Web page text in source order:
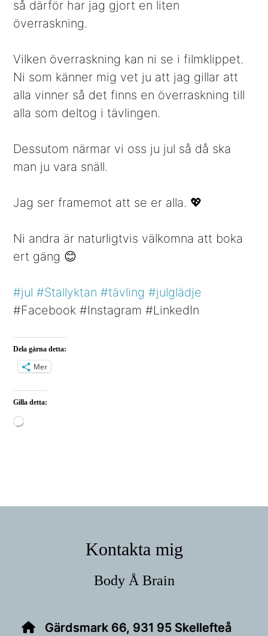
så därför har jag gjort en liten
överraskning.
Vilken överraskning kan ni se i filmklippet.
Ni som känner mig vet ju att jag gillar att
alla vinner så det finns en överraskning till
alla som deltog i tävlingen.
Dessutom närmar vi oss ju jul så då ska
man ju vara snäll.
Jag ser framemot att se er alla. 💖
Ni andra är naturligtvis välkomna att boka
ert gäng 😊
#jul #Stallyktan #tävling #julglädje
#Facebook #Instagram #LinkedIn
Dela gärna detta:
Mer
Gilla detta:
Laddar
Kontakta mig
Body Å Brain
Gärdsmark 66, 931 95 Skellefteå